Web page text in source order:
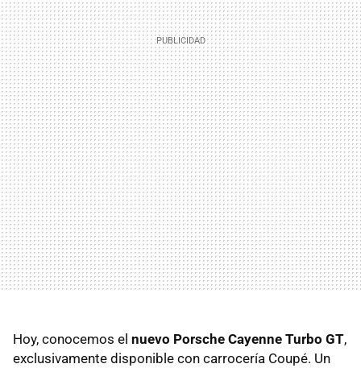
Hoy, conocemos el nuevo Porsche Cayenne Turbo GT,
exclusivamente disponible con carrocería Coupé. Un